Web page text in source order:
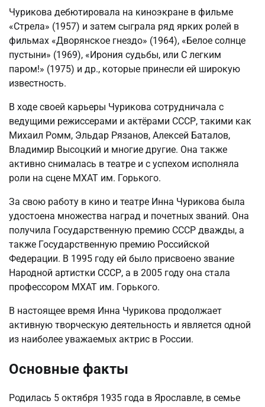
Чурикова дебютировала на киноэкране в фильме
«Стрела» (1957) и затем сыграла ряд ярких ролей в
фильмах «Дворянское гнездо» (1964), «Белое солнце
пустыни» (1969), «Ирония судьбы, или С легким
паром!» (1975) и др., которые принесли ей широкую
известность.
В ходе своей карьеры Чурикова сотрудничала с
ведущими режиссерами и актёрами СССР, такими как
Михаил Ромм, Эльдар Рязанов, Алексей Баталов,
Владимир Высоцкий и многие другие. Она также
активно снималась в театре и с успехом исполняла
роли на сцене МХАТ им. Горького.
За свою работу в кино и театре Инна Чурикова была
удостоена множества наград и почетных званий. Она
получила Государственную премию СССР дважды, а
также Государственную премию Российской
Федерации. В 1995 году ей было присвоено звание
Народной артистки СССР, а в 2005 году она стала
профессором МХАТ им. Горького.
В настоящее время Инна Чурикова продолжает
активную творческую деятельность и является одной
из наиболее уважаемых актрис в России.
Основные факты
Родилась 5 октября 1935 года в Ярославле, в семье